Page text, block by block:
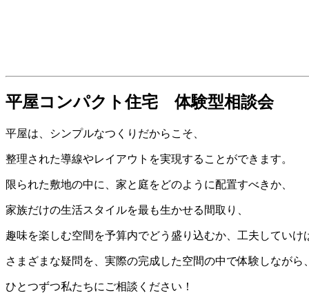
平屋コンパクト住宅 体験型相談会
平屋は、シンプルなつくりだからこそ、
整理された導線やレイアウトを実現することができます。
限られた敷地の中に、家と庭をどのように配置すべきか、
家族だけの生活スタイルを最も生かせる間取り、
趣味を楽しむ空間を予算内でどう盛り込むか、工夫してい
さまざまな疑問を、実際の完成した空間の中で体験しながら、
ひとつずつ私たちにご相談ください！